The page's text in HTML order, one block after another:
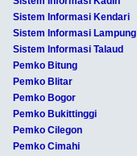
Sistem Informasi Kendari
Sistem Informasi Lampung
Sistem Informasi Talaud
Pemko Bitung
Pemko Blitar
Pemko Bogor
Pemko Bukittinggi
Pemko Cilegon
Pemko Cimahi